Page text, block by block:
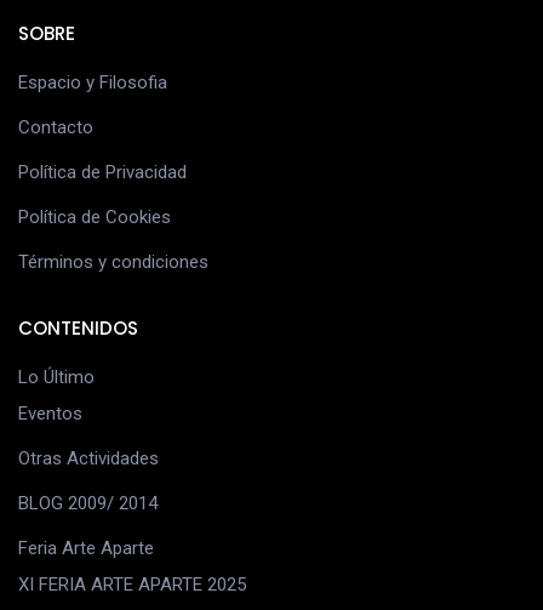
SOBRE
Espacio y Filosofia
Contacto
Política de Privacidad
Política de Cookies
Términos y condiciones
CONTENIDOS
Lo Último
Eventos
Otras Actividades
BLOG 2009/ 2014
Feria Arte Aparte
XI FERIA ARTE APARTE 2025